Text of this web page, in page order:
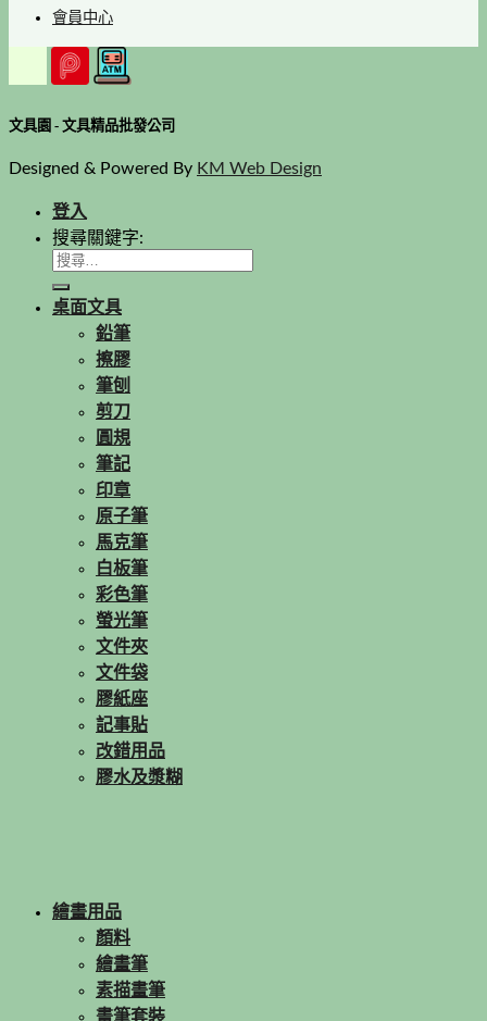
會員中心
文具園 - 文具精品批發公司
Designed & Powered By KM Web Design
登入
搜尋關鍵字:
桌面文具
鉛筆
擦膠
筆刨
剪刀
圓規
筆記
印章
原子筆
馬克筆
白板筆
彩色筆
螢光筆
文件夾
文件袋
膠紙座
記事貼
改錯用品
膠水及漿糊
繪畫用品
顏料
繪畫筆
素描畫筆
畫筆套裝